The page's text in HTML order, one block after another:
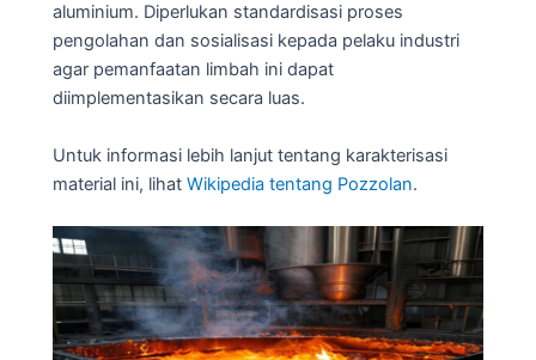
aluminium. Diperlukan standardisasi proses
pengolahan dan sosialisasi kepada pelaku industri
agar pemanfaatan limbah ini dapat
diimplementasikan secara luas.
Untuk informasi lebih lanjut tentang karakterisasi
material ini, lihat Wikipedia tentang Pozzolan.